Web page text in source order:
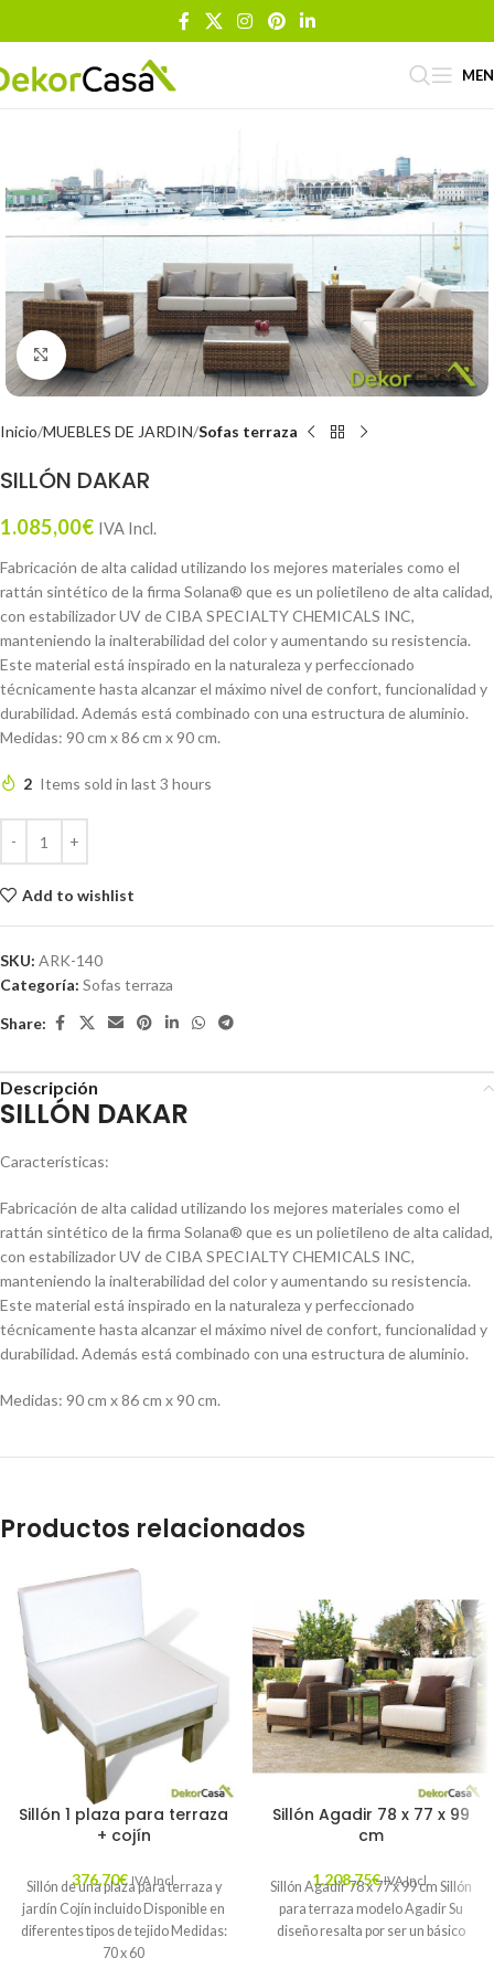
Click to enlarge
Inicio MUEBLES DE JARDIN Sofas terraza
SILLÓN DAKAR
1.085,00€ IVA Incl.
Fabricación de alta calidad utilizando los mejores materiales como el
rattán sintético de la firma Solana® que es un polietileno de alta calidad,
con estabilizador UV de CIBA SPECIALTY CHEMICALS INC,
manteniendo la inalterabilidad del color y aumentando su resistencia.
Este material está inspirado en la naturaleza y perfeccionado
técnicamente hasta alcanzar el máximo nivel de confort, funcionalidad y
durabilidad. Además está combinado con una estructura de aluminio.
Medidas: 90 cm x 86 cm x 90 cm.
2 Items sold in last 3 hours
Add to wishlist
SKU: ARK-140
Categoría: Sofas terraza
Share:
Descripción
SILLÓN DAKAR
Características:
Fabricación de alta calidad utilizando los mejores materiales como el
rattán sintético de la firma Solana® que es un polietileno de alta calidad,
con estabilizador UV de CIBA SPECIALTY CHEMICALS INC,
manteniendo la inalterabilidad del color y aumentando su resistencia.
Este material está inspirado en la naturaleza y perfeccionado
técnicamente hasta alcanzar el máximo nivel de confort, funcionalidad y
durabilidad. Además está combinado con una estructura de aluminio.
Medidas: 90 cm x 86 cm x 90 cm.
Productos relacionados
Sillón 1 plaza para terraza
+ cojín
376,70€ IVA Incl.
Sillón de una plaza para terraza y
jardín Cojín incluido Disponible en
diferentes tipos de tejido Medidas:
70 x 60
Sillón Agadir 78 x 77 x 99
cm
1.208,75€ IVA Incl.
Sillón Agadir 78 x 77 x 99 cm Sillón
para terraza modelo Agadir Su
diseño resalta por ser un básico